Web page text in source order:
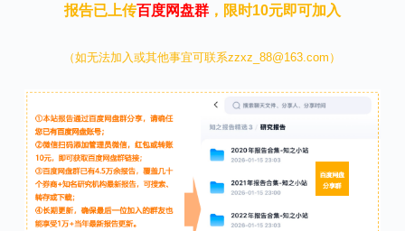
报告已上传百度网盘群，限时10元即可加入
（如无法加入或其他事宜可联系zzxz_88@163.com）